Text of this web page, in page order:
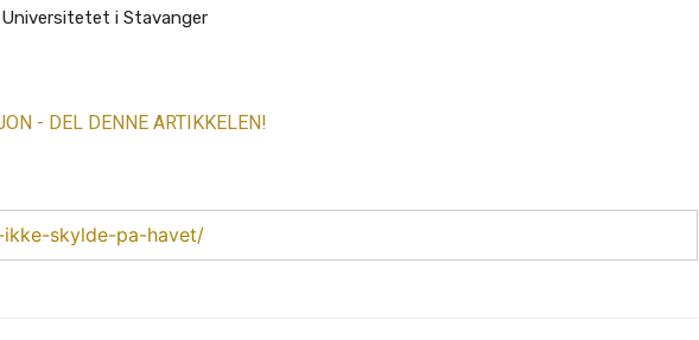
i Stavanger
- DEL DENNE ARTIKKELEN!
skylde-pa-havet/